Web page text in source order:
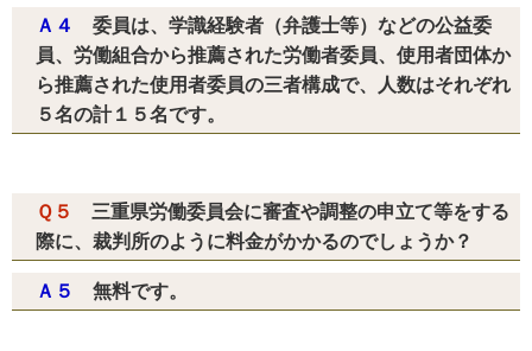
Ａ４
委員は、学識経験者（弁護士等）などの公益委
員、労働組合から推薦された労働者委員、使用者団体か
ら推薦された使用者委員の三者構成で、人数はそれぞれ
５名の計１５名です。
Ｑ５
三重県労働委員会に審査や調整の申立て等をする
際に、裁判所のように料金がかかるのでしょうか？
Ａ５ 無料です。